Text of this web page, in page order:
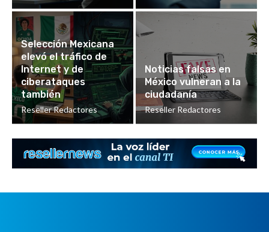
Selección Mexicana
elevó el tráfico de
Internet y de
ciberataques
también
Reseller Redactores
Noticias falsas en
México vulneran a la
ciudadanía
Reseller Redactores